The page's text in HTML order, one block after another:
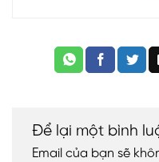
Để lại một bình
Email của bạn sẽ